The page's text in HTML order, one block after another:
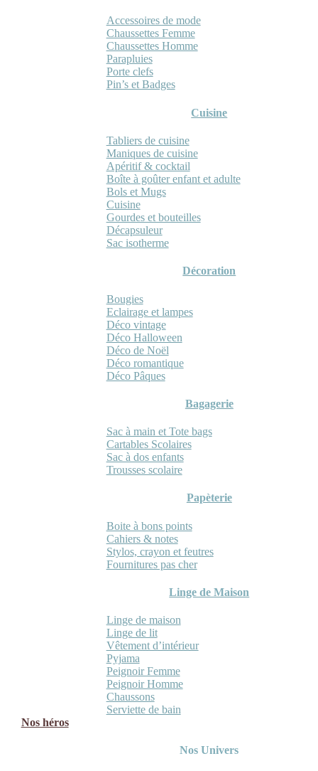
Accessoires de mode
Chaussettes Femme
Chaussettes Homme
Parapluies
Porte clefs
Pin’s et Badges
Cuisine
Tabliers de cuisine
Maniques de cuisine
Apéritif & cocktail
Boîte à goûter enfant et adulte
Bols et Mugs
Cuisine
Gourdes et bouteilles
Décapsuleur
Sac isotherme
Décoration
Bougies
Eclairage et lampes
Déco vintage
Déco Halloween
Déco de Noël
Déco romantique
Déco Pâques
Bagagerie
Sac à main et Tote bags
Cartables Scolaires
Sac à dos enfants
Trousses scolaire
Papèterie
Boite à bons points
Cahiers & notes
Stylos, crayon et feutres
Fournitures pas cher
Linge de Maison
Linge de maison
Linge de lit
Vêtement d’intérieur
Pyjama
Peignoir Femme
Peignoir Homme
Chaussons
Serviette de bain
Nos héros
Nos Univers